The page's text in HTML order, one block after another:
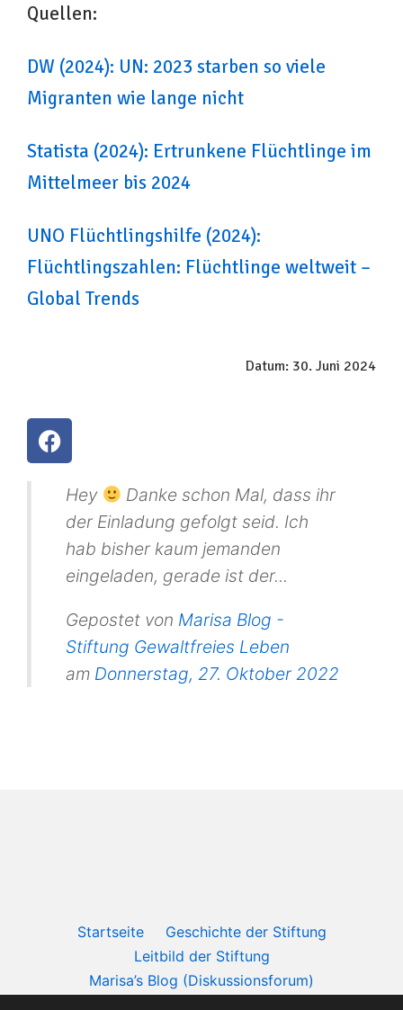
Quellen:
DW (2024): UN: 2023 starben so viele
Migranten wie lange nicht
Statista (2024): Ertrunkene Flüchtlinge im
Mittelmeer bis 2024
UNO Flüchtlingshilfe (2024):
Flüchtlingszahlen: Flüchtlinge weltweit –
Global Trends
Datum: 30. Juni 2024
Hey
Danke schon Mal, dass ihr
der Einladung gefolgt seid. Ich
hab bisher kaum jemanden
eingeladen, gerade ist der...
Gepostet von Marisa Blog -
Stiftung Gewaltfreies Leben
am Donnerstag, 27. Oktober 2022
Startseite
Geschichte der Stiftung
Leitbild der Stiftung
Marisa’s Blog (Diskussionsforum)